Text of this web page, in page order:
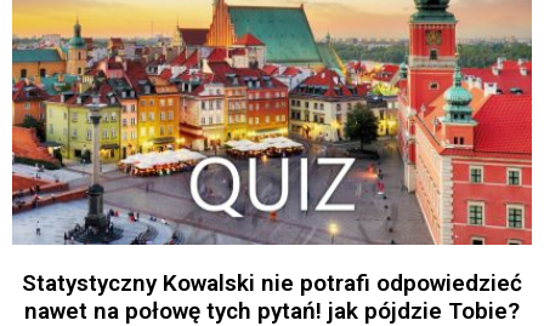
Statystyczny Kowalski nie potrafi odpowiedzieć
nawet na połowę tych pytań! jak pójdzie Tobie?